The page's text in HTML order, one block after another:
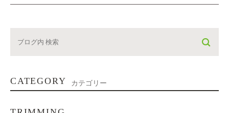
CATEGORY カテゴリー